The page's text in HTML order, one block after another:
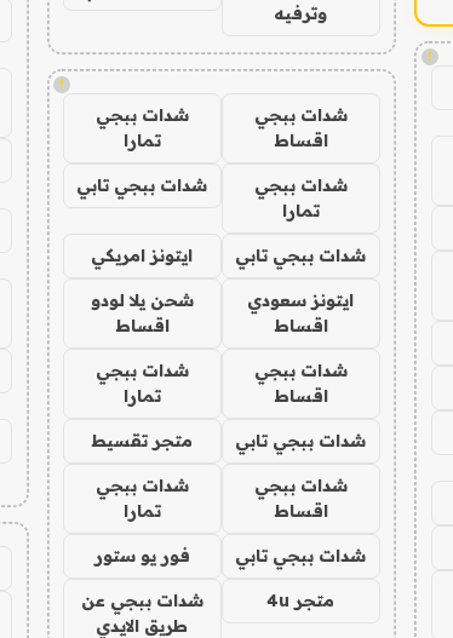
!
وترفيه
!
شدات ببجي
اقساط
شدات ببجي
تمارا
شدات ببجي
تمارا
شدات ببجي تابي
شدات ببجي تابي ايتونز امريكي
ايتونز سعودي
اقساط
شحن يلا لودو
اقساط
شدات ببجي
اقساط
شدات ببجي
تمارا
شدات ببجي تابي متجر تقسيط
شدات ببجي
اقساط
شدات ببجي
تمارا
شدات ببجي تابي فور يو ستور
متجر 4u
شدات ببجي عن
طريق الايدي